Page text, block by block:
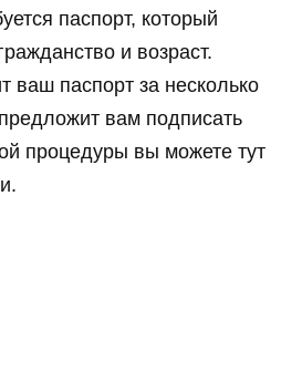
паспорт, который
и возраст.
ваш паспорт за несколько
вам подписать
процедуры вы можете тут